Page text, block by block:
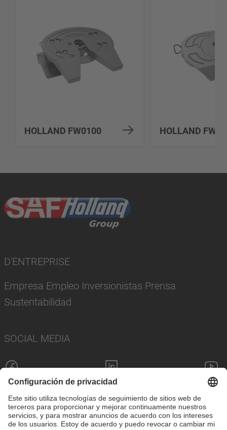
HOLLAND FW0100 HOLLAND FW17
D'ENTREPRISE
Empresa Empleo Inversionistas Prensa
Sustentabilidad
SOCIAL MEDIA